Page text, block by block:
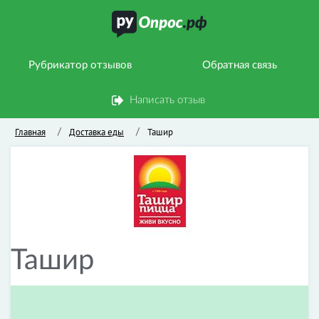
Рубрикатор отзывов Обратная связь
Написать отзыв
Главная / Доставка еды / Ташир
Ташир